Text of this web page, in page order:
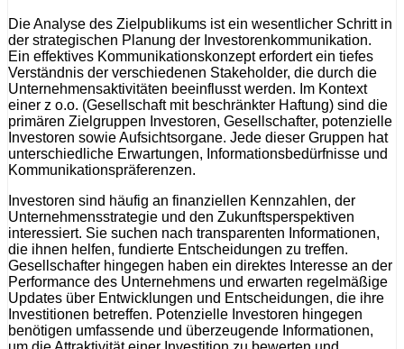
Die Analyse des Zielpublikums ist ein wesentlicher Schritt in
der strategischen Planung der Investorenkommunikation.
Ein effektives Kommunikationskonzept erfordert ein tiefes
Verständnis der verschiedenen Stakeholder, die durch die
Unternehmensaktivitäten beeinflusst werden. Im Kontext
einer z o.o. (Gesellschaft mit beschränkter Haftung) sind die
primären Zielgruppen Investoren, Gesellschafter, potenzielle
Investoren sowie Aufsichtsorgane. Jede dieser Gruppen hat
unterschiedliche Erwartungen, Informationsbedürfnisse und
Kommunikationspräferenzen.
Investoren sind häufig an finanziellen Kennzahlen, der
Unternehmensstrategie und den Zukunftsperspektiven
interessiert. Sie suchen nach transparenten Informationen,
die ihnen helfen, fundierte Entscheidungen zu treffen.
Gesellschafter hingegen haben ein direktes Interesse an der
Performance des Unternehmens und erwarten regelmäßige
Updates über Entwicklungen und Entscheidungen, die ihre
Investitionen betreffen. Potenzielle Investoren hingegen
benötigen umfassende und überzeugende Informationen,